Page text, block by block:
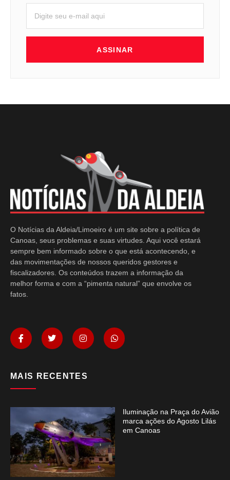
ASSINAR
O Notícias da Aldeia/Limoeiro é um site sobre a política de
Canoas, seus problemas e suas virtudes. Aqui você estará
sempre bem informado sobre o que está acontecendo, e
das movimentações de nossos queridos gestores e
fiscalizadores. Os conteúdos trazem a informação da
melhor forma e com a “pimenta natural” que envolve os
fatos.
MAIS RECENTES
Iluminação na Praça do Avião
marca ações do Agosto Lilás
em Canoas